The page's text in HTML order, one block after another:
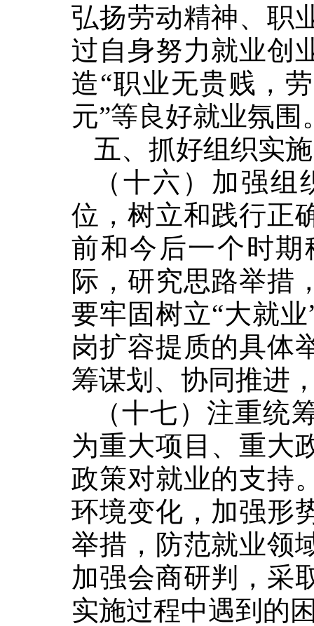
弘扬劳动精神、职
过自身努力就业创
造“职业无贵贱，
元”等良好就业氛围
五、抓好组织实施
（十六）加强组
位，树立和践行正
前和今后一个时
际，研究思路举措
要牢固树立“大就业
岗扩容提质的具体
筹谋划、协同推进
（十七）注重统
为重大项目、重大
政策对就业的支持
环境变化，加强形
举措，防范就业领
加强会商研判，采
实施过程中遇到的